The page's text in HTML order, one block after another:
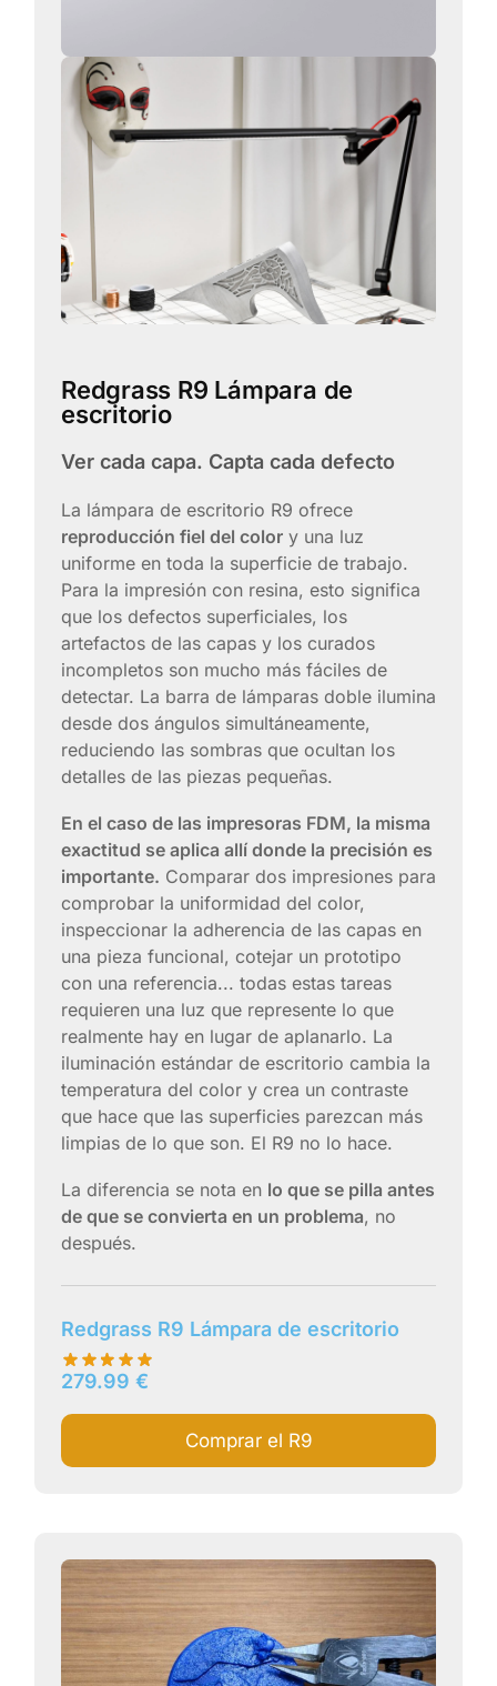
Redgrass R9 Lámpara de
escritorio
Ver cada capa. Capta cada defecto
La lámpara de escritorio R9 ofrece
reproducción fiel del color y una luz
uniforme en toda la superficie de trabajo.
Para la impresión con resina, esto significa
que los defectos superficiales, los
artefactos de las capas y los curados
incompletos son mucho más fáciles de
detectar. La barra de lámparas doble ilumina
desde dos ángulos simultáneamente,
reduciendo las sombras que ocultan los
detalles de las piezas pequeñas.
En el caso de las impresoras FDM, la misma
exactitud se aplica allí donde la precisión es
importante. Comparar dos impresiones para
comprobar la uniformidad del color,
inspeccionar la adherencia de las capas en
una pieza funcional, cotejar un prototipo
con una referencia... todas estas tareas
requieren una luz que represente lo que
realmente hay en lugar de aplanarlo. La
iluminación estándar de escritorio cambia la
temperatura del color y crea un contraste
que hace que las superficies parezcan más
limpias de lo que son. El R9 no lo hace.
La diferencia se nota en lo que se pilla antes
de que se convierta en un problema, no
después.
Redgrass R9 Lámpara de escritorio
279.99 €
Comprar el R9